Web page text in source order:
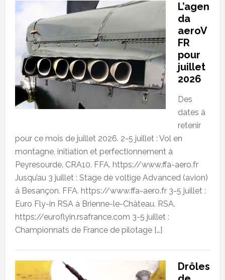
L’agen
da
aeroV
FR
pour
juillet
2026
Des
dates à
retenir
pour ce mois de juillet 2026. 2-5 juillet : Vol en
montagne, initiation et perfectionnement à
Peyresourde. CRA10. FFA. https://www.ffa-aero.fr
Jusqu’au 3 juillet : Stage de voltige Advanced (avion)
à Besançon. FFA. https://www.ffa-aero.fr 3-5 juillet :
Euro Fly-in RSA à Brienne-le-Château. RSA.
https://euroflyin.rsafrance.com 3-5 juillet :
Championnats de France de pilotage […]
Drôles